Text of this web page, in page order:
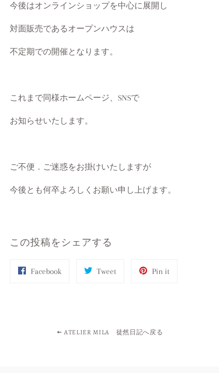
今後はオンラインショップを中心に展開し
対面販売であるオープンハウスは
不定期での開催となります。
これまで同様ホームページ、 SNSで
お知らせいたします。
ご不便．ご迷惑をお掛けいたしますが
今後とも何卒よろしくお願い申し上げます。
この投稿をシェアする
Facebook Tweet Pin it
ATELIER MILA 徒然日記へ戻る